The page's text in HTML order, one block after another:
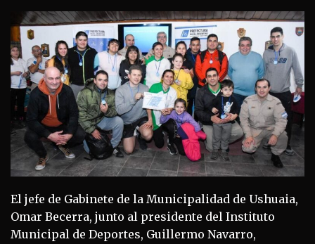
El jefe de Gabinete de la Municipalidad de Ushuaia,
Omar Becerra, junto al presidente del Instituto
Municipal de Deportes, Guillermo Navarro,